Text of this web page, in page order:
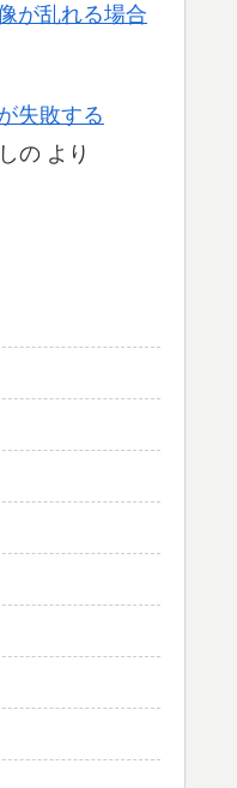
が乱れる場合
失敗する
の より